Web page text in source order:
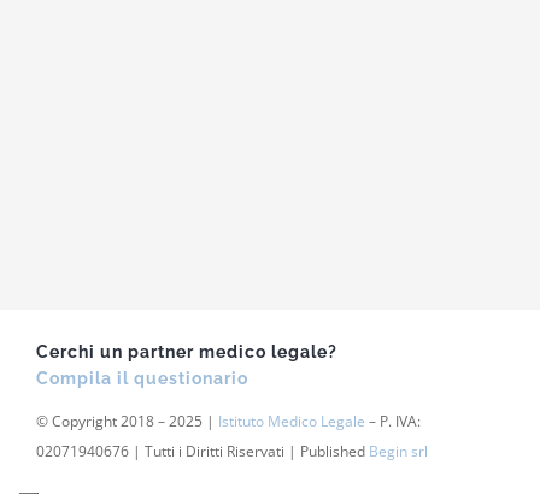
Cerchi un partner medico legale?
Compila il questionario
© Copyright 2018 – 2025 | Istituto Medico Legale – P. IVA:
02071940676 | Tutti i Diritti Riservati | Published Begin srl